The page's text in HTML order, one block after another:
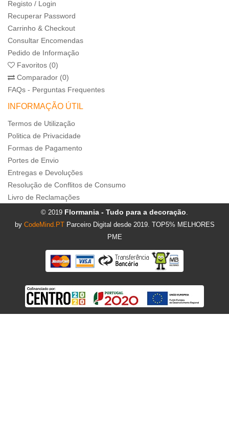
Registo / Login
Recuperar Password
Carrinho & Checkout
Consultar Encomendas
Pedido de Informação
Favoritos (0)
Comparador (0)
FAQs - Perguntas Frequentes
INFORMAÇÃO ÚTIL
Termos de Utilização
Politica de Privacidade
Formas de Pagamento
Portes de Envio
Entregas e Devoluções
Resolução de Conflitos de Consumo
Livro de Reclamações
© 2019 Flormania - Tudo para a decoração.
by CodeMind.PT Parceiro Digital desde 2019. TOP5% MELHORES
PME